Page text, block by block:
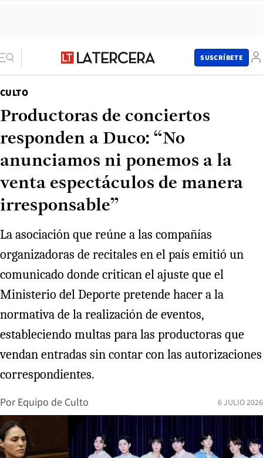
SUSCRÍBETE
CULTO
Productoras de conciertos
responden a Duco: “No
anunciamos ni ponemos a la
venta espectáculos de manera
irresponsable”
La asociación que reúne a las compañías
organizadoras de recitales en el país emitió un
comunicado donde critican el ajuste que el
Ministerio del Deporte pretende hacer a la
normativa de la realización de eventos,
estableciendo multas para las productoras que
vendan entradas sin contar con las autorizaciones
correspondientes.
Por Equipo de Culto 6 JULIO 2026